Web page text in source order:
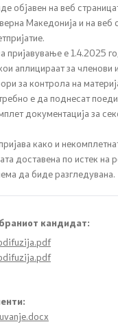
објавен на веб
Македонија и на веб
пријавување е 1.4.2025
аплицираат за членови
за контрола на
е да поднесат
документација за
како и
доставена по истек на
да биде разгледувана.
кандидат: